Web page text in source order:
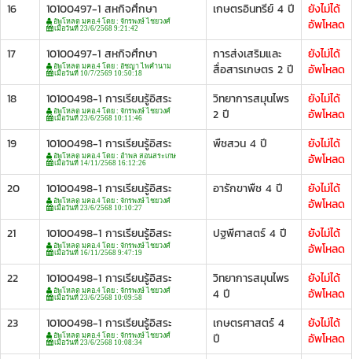
16
10100497-1 สหกิจศึกษา
อัพโหลด มคอ.4 โดย : จักรพงษ์ ไชยวงศ์
เมื่อวันที่ 23/6/2568 9:21:42
เกษตรอินทรีย์ 4 ปี
ยังไม่ได้
อัพโหลด
17
10100497-1 สหกิจศึกษา
อัพโหลด มคอ.4 โดย : อัชญา ไพคำนาม
เมื่อวันที่ 10/7/2569 10:50:18
การส่งเสริมและ
สื่อสารเกษตร 2 ปี
ยังไม่ได้
อัพโหลด
18
10100498-1 การเรียนรู้อิสระ
อัพโหลด มคอ.4 โดย : จักรพงษ์ ไชยวงศ์
เมื่อวันที่ 23/6/2568 10:11:46
วิทยาการสมุนไพร
2 ปี
ยังไม่ได้
อัพโหลด
19
10100498-1 การเรียนรู้อิสระ
อัพโหลด มคอ.4 โดย : อำพล สอนสระเกษ
เมื่อวันที่ 14/11/2568 16:12:26
พืชสวน 4 ปี
ยังไม่ได้
อัพโหลด
20
10100498-1 การเรียนรู้อิสระ
อัพโหลด มคอ.4 โดย : จักรพงษ์ ไชยวงศ์
เมื่อวันที่ 23/6/2568 10:10:27
อารักขาพืช 4 ปี
ยังไม่ได้
อัพโหลด
21
10100498-1 การเรียนรู้อิสระ
อัพโหลด มคอ.4 โดย : จักรพงษ์ ไชยวงศ์
เมื่อวันที่ 16/11/2568 9:47:19
ปฐพีศาสตร์ 4 ปี
ยังไม่ได้
อัพโหลด
22
10100498-1 การเรียนรู้อิสระ
อัพโหลด มคอ.4 โดย : จักรพงษ์ ไชยวงศ์
เมื่อวันที่ 23/6/2568 10:09:58
วิทยาการสมุนไพร
4 ปี
ยังไม่ได้
อัพโหลด
23
10100498-1 การเรียนรู้อิสระ
อัพโหลด มคอ.4 โดย : จักรพงษ์ ไชยวงศ์
เมื่อวันที่ 23/6/2568 10:08:34
เกษตรศาสตร์ 4
ปี
ยังไม่ได้
อัพโหลด